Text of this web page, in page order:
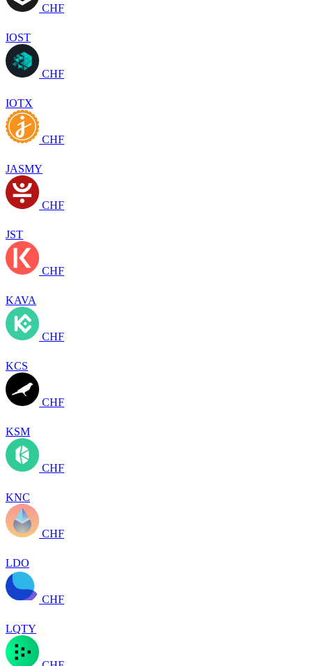
CHF
IOST
CHF
IOTX
CHF
JASMY
CHF
JST
CHF
KAVA
CHF
KCS
CHF
KSM
CHF
KNC
CHF
LDO
CHF
LQTY